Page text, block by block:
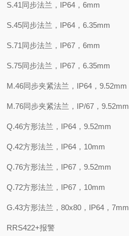
S.41同步法兰，IP64，6mm
S.45同步法兰，IP64，6.35mm
S.71同步法兰，IP67，6mm
S.75同步法兰，IP67，6.35mm
M.46同步夹紧法兰，IP64，9.52mm
M.76同步夹紧法兰，IP/67，9.52mm
Q.46方形法兰，IP64，9.52mm
Q.42方形法兰，IP64，10mm
Q.76方形法兰，IP67，9.52mm
Q.72方形法兰，IP67，10mm
G.43方形法兰，80x80，IP64，7mm
RRS422+报警